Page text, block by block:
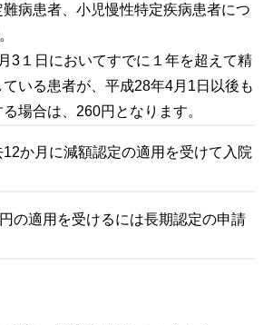
病患者、小児慢性特定疾病患者につ
3１日においてすでに１年を超えて精
いる患者が、平成28年4月1日以後も
場合は、260円となります。
か月に減額認定の適用を受けて入院
の適用を受けるには長期認定の申請